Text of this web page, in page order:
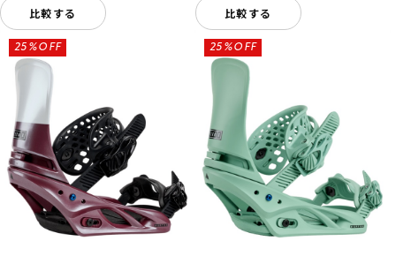
比較する 比較する
25%OFF 25%OFF